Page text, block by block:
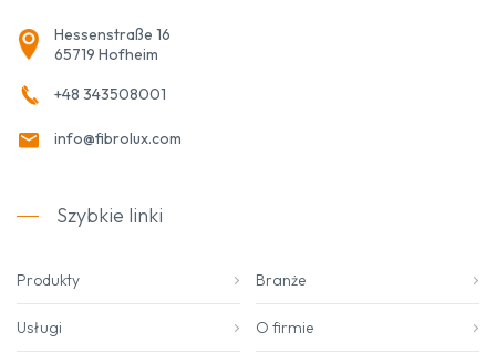
Hessenstraße 16
65719 Hofheim
+48 343508001
info@fibrolux.com
Szybkie linki
Produkty Branże
Usługi O firmie